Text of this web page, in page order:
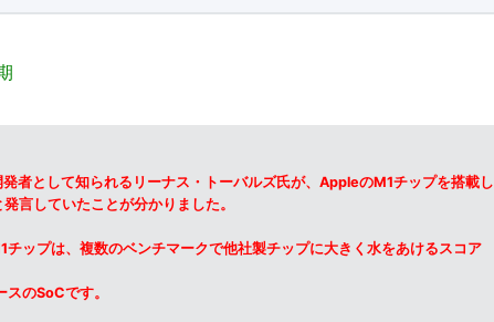
者として知られるリーナス・トーバルズ氏が、AppleのM1チップを搭載し
言していたことが分かりました。
ップは、複数のベンチマークで他社製チップに大きく水をあけるスコア
のSoCです。